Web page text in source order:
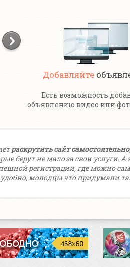
Добавляйте
Есть возможность
объявлению видео или
раскрутить сайт самостоятельно
берут не мало за свои услуги. А
регистрации, где можно
молодцы что придумали